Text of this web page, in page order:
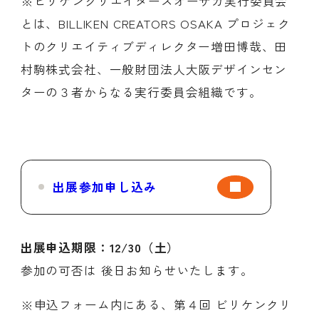
とは、BILLIKEN CREATORS OSAKA プロジェク
トのクリエイティブディレクター増田博哉、田
村駒株式会社、一般財団法人大阪デザインセン
ターの３者からなる実行委員会組織です。
出展参加申し込み
出展申込期限：12/30（土）
参加の可否は 後日お知らせいたします。
※申込フォーム内にある、第４回 ビリケンクリ